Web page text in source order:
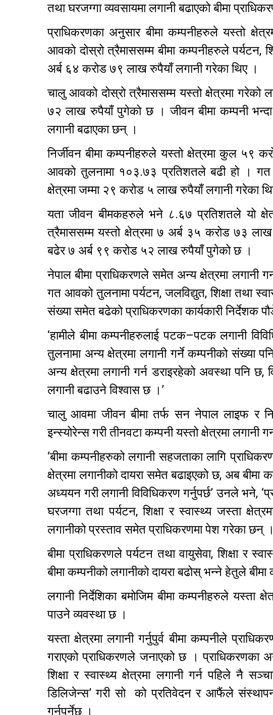
तथा घरजग्गा व्यवसायमा लगानी बढाएको बीमा
प्राधिकरणका अनुसार बीमा कम्पनीहरुले यस्तो
आवको दोस्रो त्रैमाससम्म बीमा कम्पनीहरुले पर्यटन,
अर्ब ६४ करोड ७९ लाख रुपैयाँ लगानी गरेका थिए ।
चालु आवको दोस्रो त्रैमाससम्म यस्तो क्षेत्रमा
७२ लाख रुपैयाँ पुगेको छ । जीवन बीमा कम्पनी भन्दा
लगानी बढाएका छन् ।
निर्जीवन बीमा कम्पनीहरुले यस्तो क्षेत्रमा कुल
आवको तुलनामा १०३.७३ प्रतिशतले बढी हो ।
क्षेत्रमा जम्मा २९ करोड ५ लाख रुपैयाँ लगानी गरेका
यता जीवन बीमकहरुले भने ८.६७ प्रतिशतले यो
त्रैमाससम्म यस्तो क्षेत्रमा ७ अर्ब ३५ करोड ७३
बढेर ७ अर्ब ९९ करोड ५२ लाख रुपैयाँ पुगेको छ ।
नेपाल बीमा प्राधिकरणले समेत अन्य क्षेत्रमा लगानी
गत आवको तुलनामा पर्यटन, जलविद्युत, शिक्षा तथा
संख्या समेत बढेको प्राधिकरणका कार्यकारी निर्देशक
‘हामीले बीमा कम्पनीहरुलाई पटक–पटक लगानी
तुलनामा अन्य क्षेत्रमा लगानी गर्ने कम्पनीको
अन्य क्षेत्रमा लगानी गर्न डराइरहेको अवस्था पनि छ,
लगानी बढाउने विश्वास छ ।’
चालु आवमा जीवन बीमा तर्फ सन नेपाल लाइफ र
इन्स्योरेन्स गरी तीनवटा कम्पनी यस्तो क्षेत्रमा लगानी
‘बीमा कम्पनीहरुको लगानी सहजताका लागि
क्षेत्रमा लगानीको दायरा समेत बढाइएको छ, अब
अध्ययन गरी लगानी विविधिकरण गर्नुपर्छ’ उनले भने,
घरजग्गा तथा पर्यटन, शिक्षा र स्वास्थ्य जस्ता
लगानीको प्रस्ताव समेत प्राधिकरणमा पेश गरेका छन्
बीमा प्राधिकरणले पर्यटन तथा वायुसेवा, शिक्षा र
बीमा कम्पनीको लगानीको दायरा बढोस् भन्ने हेतुले
लगानी निर्देशिका बमोजिम बीमा कम्पनीहरुले यस्ता
पाउने व्यवस्था छ ।
यस्ता क्षेत्रमा लगानी गर्नुपुर्व बीमा कम्पनीले
गराएको प्राधिकरणले जनाएको छ । प्राधिकरणका
शिक्षा र स्वास्थ्य क्षेत्रमा लगानी गर्न पहिले नै
डिलिजेन्स’ गरी सो को प्रतिवेदन र आफैंले
गर्नुपर्नेछ ।